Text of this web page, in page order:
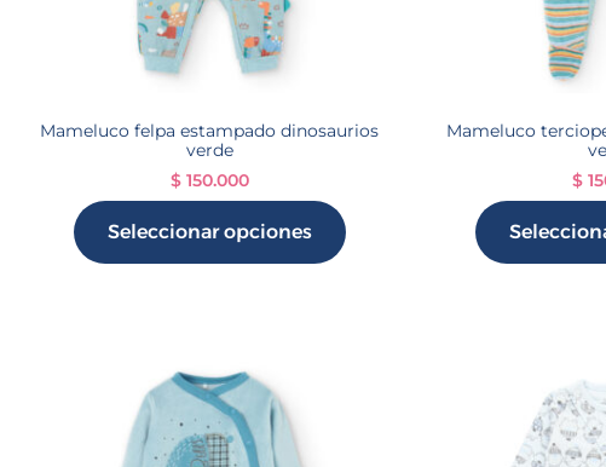
Mameluco felpa estampado dinosaurios
verde
$150.000
Seleccionar opciones
Mameluco
$